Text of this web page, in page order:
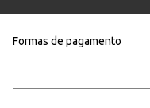
Formas de pagamento